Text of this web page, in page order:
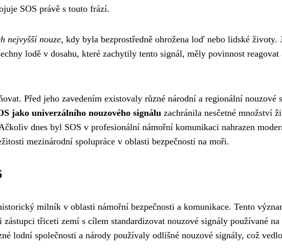
SOS právě s touto frází.
nejvyšší nouze, kdy byla bezprostředně ohrožena loď nebo lidské životy.
lodě v dosahu, které zachytily tento signál, měly povinnost reagovat
Před jeho zavedením existovaly různé národní a regionální nouzové
jako univerzálního nouzového signálu zachránila nesčetné množství
dnes byl SOS v profesionální námořní komunikaci nahrazen
mezinárodní spolupráce v oblasti bezpečnosti na moři.
milník v oblasti námořní bezpečnosti a komunikace. Tento
třiceti zemí s cílem standardizovat nouzové signály používané
lodní společnosti a národy používaly odlišné nouzové signály, což